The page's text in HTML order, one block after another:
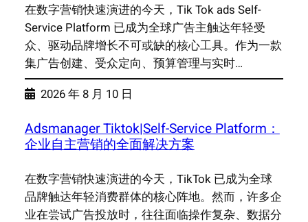
在数字营销快速演进的今天，Tik Tok ads Self-
Service Platform 已成为全球广告主触达年轻受
众、驱动品牌增长不可或缺的核心工具。作为一款
集广告创建、受众定向、预算管理与实时…
2026 年 8 月 10 日
Adsmanager Tiktok|Self-Service Platform：
企业自主营销的全面解决方案
在数字营销快速演进的今天，TikTok 已成为全球
品牌触达年轻消费群体的核心阵地。然而，许多企
业在尝试广告投放时，往往面临操作复杂、数据分